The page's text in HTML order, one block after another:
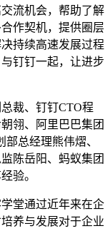
流机会，帮助了解
作契机，提供圈层
持续高速发展过程
钉钉一起，让进步
裁、钉钉CTO程
翎、阿里巴巴集团
总经理熊伟熠、
陈岳阳、蚂蚁集团
验。
堂通过近年来在企
养与发展对于企业